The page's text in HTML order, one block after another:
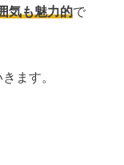
気も魅力的で
ます。